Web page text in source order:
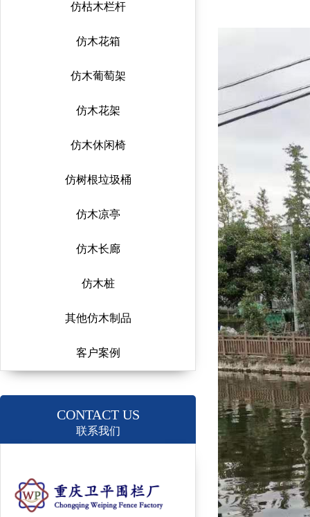
仿枯木栏杆
仿木花箱
仿木葡萄架
仿木花架
仿木休闲椅
仿树根垃圾桶
仿木凉亭
仿木长廊
仿木桩
其他仿木制品
客户案例
CONTACT US
联系我们